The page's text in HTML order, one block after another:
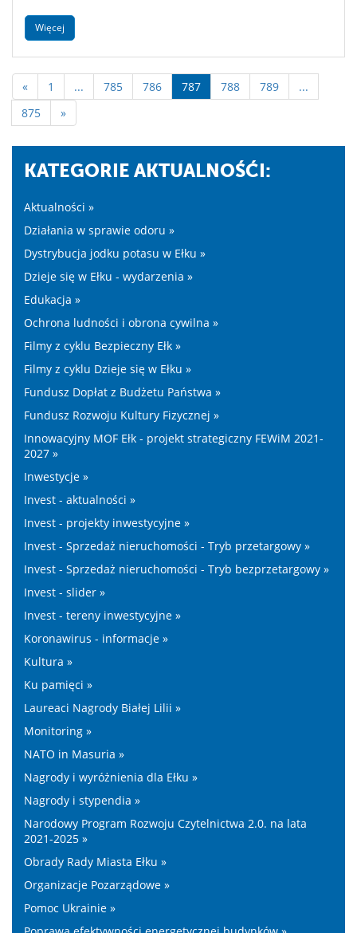
Więcej
« 1 ... 785 786 787 788 789
...
875
»
KATEGORIE AKTUALNOŚĆI:
Aktualności »
Działania w sprawie odoru »
Dystrybucja jodku potasu w Ełku »
Dzieje się w Ełku - wydarzenia »
Edukacja »
Ochrona ludności i obrona cywilna »
Filmy z cyklu Bezpieczny Ełk »
Filmy z cyklu Dzieje się w Ełku »
Fundusz Dopłat z Budżetu Państwa »
Fundusz Rozwoju Kultury Fizycznej »
Innowacyjny MOF Ełk - projekt strategiczny FEWiM 2021-
2027 »
Inwestycje »
Invest - aktualności »
Invest - projekty inwestycyjne »
Invest - Sprzedaż nieruchomości - Tryb przetargowy »
Invest - Sprzedaż nieruchomości - Tryb bezprzetargowy »
Invest - slider »
Invest - tereny inwestycyjne »
Koronawirus - informacje »
Kultura »
Ku pamięci »
Laureaci Nagrody Białej Lilii »
Monitoring »
NATO in Masuria »
Nagrody i wyróżnienia dla Ełku »
Nagrody i stypendia »
Narodowy Program Rozwoju Czytelnictwa 2.0. na lata
2021-2025 »
Obrady Rady Miasta Ełku »
Organizacje Pozarządowe »
Pomoc Ukrainie »